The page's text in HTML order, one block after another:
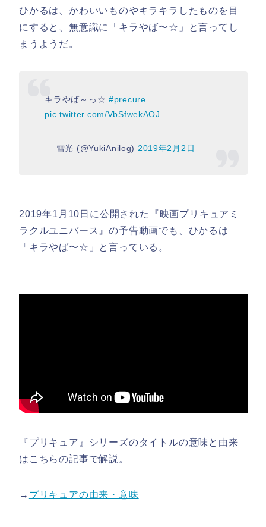
ひかるは、かわいいものやキラキラしたものを目
にすると、無意識に「キラやば〜☆」と言ってし
まうようだ。
キラやば～っ☆ #precure
pic.twitter.com/VbSfwekAOJ
— 雪光 (@YukiAnilog) 2019年2月2日
2019年1月10日に公開された『映画プリキュアミ
ラクルユニバース』の予告動画でも、ひかるは
「キラやば〜☆」と言っている。
『プリキュア』シリーズのタイトルの意味と由来
はこちらの記事で解説。
→ プリキュアの由来・意味